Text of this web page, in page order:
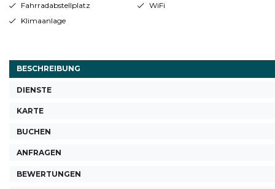
Fahrradabstellplatz
WiFi
Klimaanlage
BESCHREIBUNG
DIENSTE
KARTE
BUCHEN
ANFRAGEN
BEWERTUNGEN